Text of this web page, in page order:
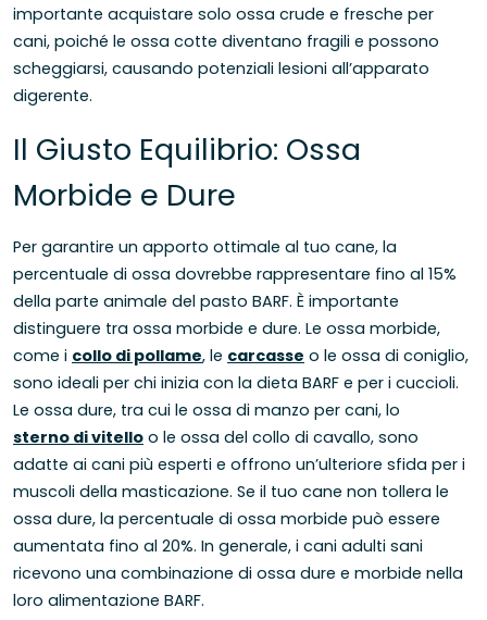
importante acquistare solo ossa crude e fresche per
cani, poiché le ossa cotte diventano fragili e possono
scheggiarsi, causando potenziali lesioni all’apparato
digerente.
Il Giusto Equilibrio: Ossa
Morbide e Dure
Per garantire un apporto ottimale al tuo cane, la
percentuale di ossa dovrebbe rappresentare fino al 15%
della parte animale del pasto BARF. È importante
distinguere tra ossa morbide e dure. Le ossa morbide,
come i collo di pollame, le carcasse o le ossa di coniglio,
sono ideali per chi inizia con la dieta BARF e per i cuccioli.
Le ossa dure, tra cui le ossa di manzo per cani, lo
sterno di vitello o le ossa del collo di cavallo, sono
adatte ai cani più esperti e offrono un’ulteriore sfida per i
muscoli della masticazione. Se il tuo cane non tollera le
ossa dure, la percentuale di ossa morbide può essere
aumentata fino al 20%. In generale, i cani adulti sani
ricevono una combinazione di ossa dure e morbide nella
loro alimentazione BARF.